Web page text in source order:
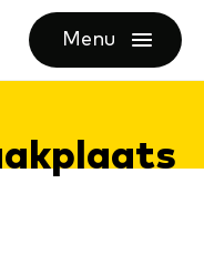
Menu
openen